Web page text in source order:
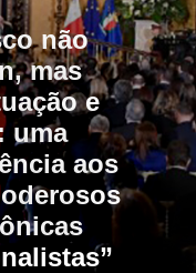
não
mas
e
uma
aos